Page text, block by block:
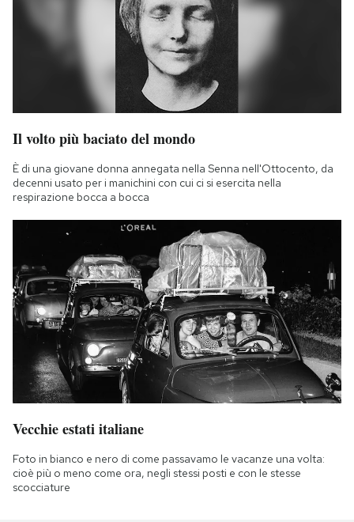
Il volto più baciato del mondo
È di una giovane donna annegata nella Senna nell'Ottocento, da
decenni usato per i manichini con cui ci si esercita nella
respirazione bocca a bocca
Vecchie estati italiane
Foto in bianco e nero di come passavamo le vacanze una volta:
cioè più o meno come ora, negli stessi posti e con le stesse
scocciature